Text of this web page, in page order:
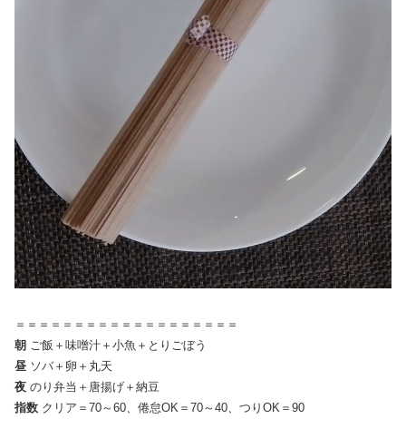
＝＝＝＝＝＝＝＝＝＝＝＝＝＝＝＝＝＝＝
朝 ご飯＋味噌汁＋小魚＋とりごぼう
昼 ソバ＋卵＋丸天
夜 のり弁当＋唐揚げ＋納豆
指数 クリア＝70～60、倦怠OK＝70～40、つりOK＝90